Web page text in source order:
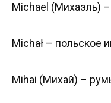
Michael (Михаэль)
Michał – польское
Mihai (Михай) –